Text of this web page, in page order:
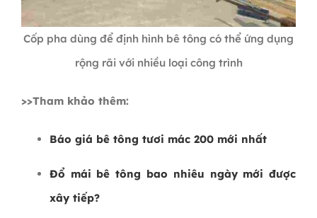
Cốp pha dùng để định hình bê tông có thể ứng dụng
rộng rãi với nhiều loại công trình
>>Tham khảo thêm:
Báo giá bê tông tươi mác 200 mới nhất
Đổ mái bê tông bao nhiêu ngày mới được
xây tiếp?